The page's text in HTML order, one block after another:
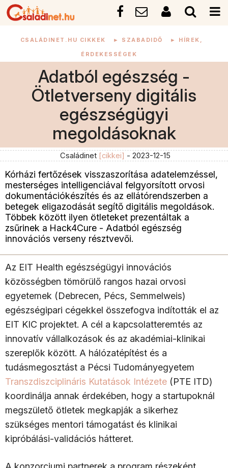
CSALÁDINET.HU CIKKEK ► SZABADIDŐ ► HÍREK,
ÉRDEKESSÉGEK
Adatból egészség -
Ötletverseny digitális
egészségügyi
megoldásoknak
Családinet [cikkei] - 2023-12-15
Kórházi fertőzések visszaszorítása adatelemzéssel,
mesterséges intelligenciával felgyorsított orvosi
dokumentációkészítés és az ellátórendszerben a
betegek eligazodását segítő digitális megoldások.
Többek között ilyen ötleteket prezentáltak a
zsűrinek a Hack4Cure - Adatból egészség
innovációs verseny résztvevői.
Az EIT Health egészségügyi innovációs
közösségben tömörülő rangos hazai orvosi
egyetemek (Debrecen, Pécs, Semmelweis)
egészségipari cégekkel összefogva indították el az
EIT KIC projektet. A cél a kapcsolatteremtés az
innovatív vállalkozások és az akadémiai-klinikai
szereplők között. A hálózatépítést és a
tudásmegosztást a Pécsi Tudományegyetem
Transzdiszciplináris Kutatások Intézete (PTE ITD)
koordinálja annak érdekében, hogy a startupoknál
megszülető ötletek megkapják a sikerhez
szükséges mentori támogatást és klinikai
kipróbálási-validációs hátteret.